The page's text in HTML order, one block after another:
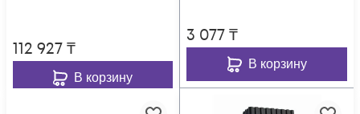
112 927₸
В корзину
3 077₸
В корзину